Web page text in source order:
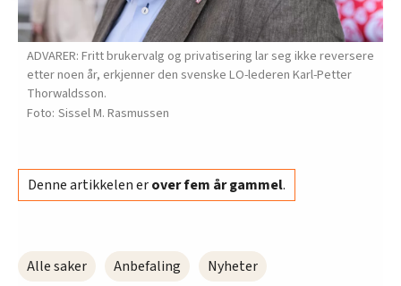
innenfor analyse og annonsering. Disse er angitt i
oversikten lengre ned på denne siden.
ADVARER: Fritt brukervalg og privatisering lar seg ikke reversere
etter noen år, erkjenner den svenske LO-lederen Karl-Petter
Thorwaldsson.
Sissel M. Rasmussen
Denne artikkelen erover fem år gammel.
Alle saker Anbefaling Nyheter